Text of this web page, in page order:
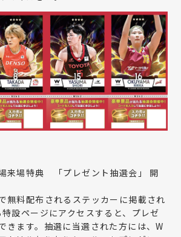
来場特典 「プレゼント抽選会」 開
無料配布されるステッカーに掲載され
設ページにアクセスすると、プレゼ
きます。抽選に当選された方には、W